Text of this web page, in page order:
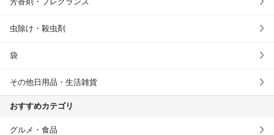
虫除け・殺虫剤
袋
その他日用品・生活雑貨
おすすめカテゴリ
グルメ・食品